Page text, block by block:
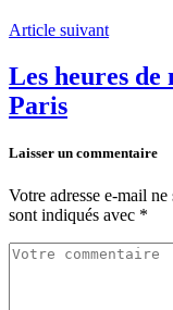
Article suivant
Les heures de
Paris
Laisser un commentaire
Votre adresse e-mail ne
sont indiqués avec *